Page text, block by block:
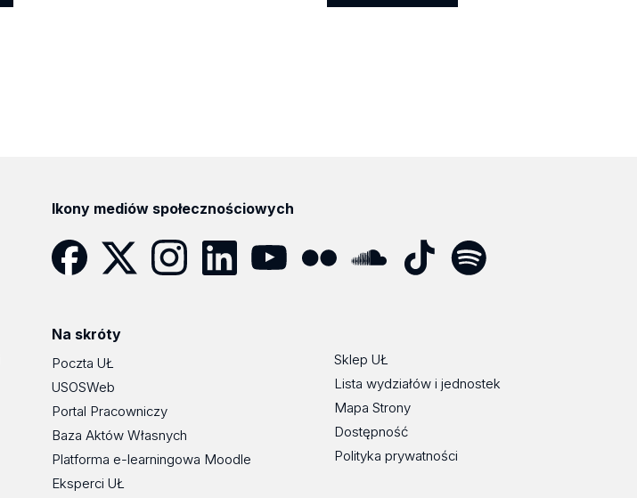
Ikony mediów społecznościowych
Na skróty
Poczta UŁ
USOSWeb
Portal Pracowniczy
Baza Aktów Własnych
Platforma e-learningowa Moodle
Eksperci UŁ
Sklep UŁ
Lista wydziałów i jednostek
Mapa Strony
Dostępność
Polityka prywatności